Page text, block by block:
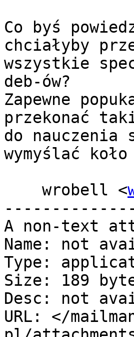
Co byś
chciałyby
wszystkie
deb-ów?
Zapewne
przekonać
do
wymyślać
    wrobell <
A non-text
Name: not
Type:
Size: 189
Desc: not
URL: </